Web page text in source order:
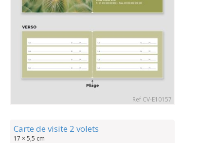
Ref CV-E10157
Carte de visite 2 volets
17 × 5,5 cm